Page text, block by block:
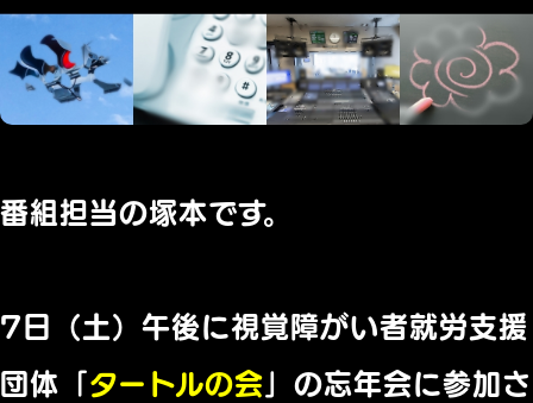
番組担当の塚本です。
7日（土）午後に視覚障がい者就労支援
団体「 タートルの会 」の忘年会に参加さ